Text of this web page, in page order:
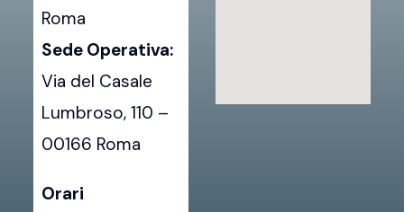
Roma
Sede Operativa:
Via del Casale
Lumbroso, 110 –
00166 Roma
Orari